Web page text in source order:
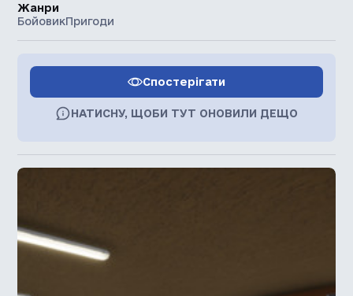
Жанри
БойовикПригоди
Спостерігати
НАТИСНУ, ЩОБИ ТУТ ОНОВИЛИ ДЕЩО